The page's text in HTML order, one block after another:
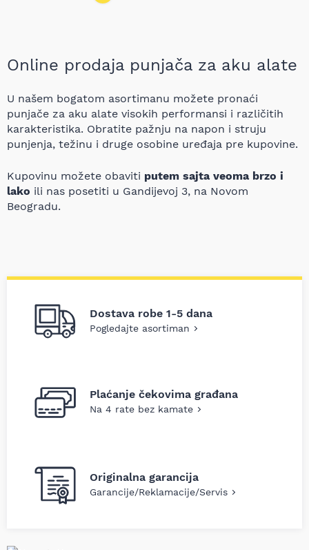
Online prodaja punjača za aku alate
U našem bogatom asortimanu možete pronaći
punjače za aku alate visokih performansi i različitih
karakteristika. Obratite pažnju na napon i struju
punjenja, težinu i druge osobine uređaja pre kupovine.
Kupovinu možete obaviti putem sajta veoma brzo i
lako ili nas posetiti u Gandijevoj 3, na Novom
Beogradu.
Dostava robe 1-5 dana
Pogledajte asortiman
Plaćanje čekovima građana
Na 4 rate bez kamate
Originalna garancija
Garancije/Reklamacije/Servis